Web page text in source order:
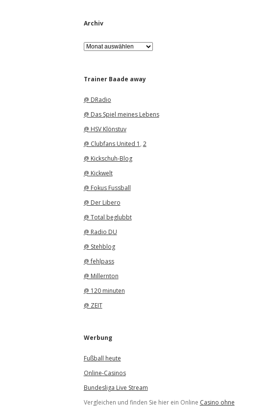
Archiv
A
r
iTrainer Baade away
@ DRadio
@ Das Spiel meines Lebens
@ HSV Klönstuv
@ Clubfans United 1 , 2
@ Kickschuh-Blog
@ Kickwelt
@ Fokus Fussball
@ Der Libero
@ Total beglubbt
@ Radio DU
@ Stehblog
@ fehlpass
@ Millernton
@ 120 minuten
@ ZEIT
Werbung
Fußball heute
Online-Casinos
Bundesliga Live Stream
Vergleichen und finden Sie hier ein Online Casino ohne